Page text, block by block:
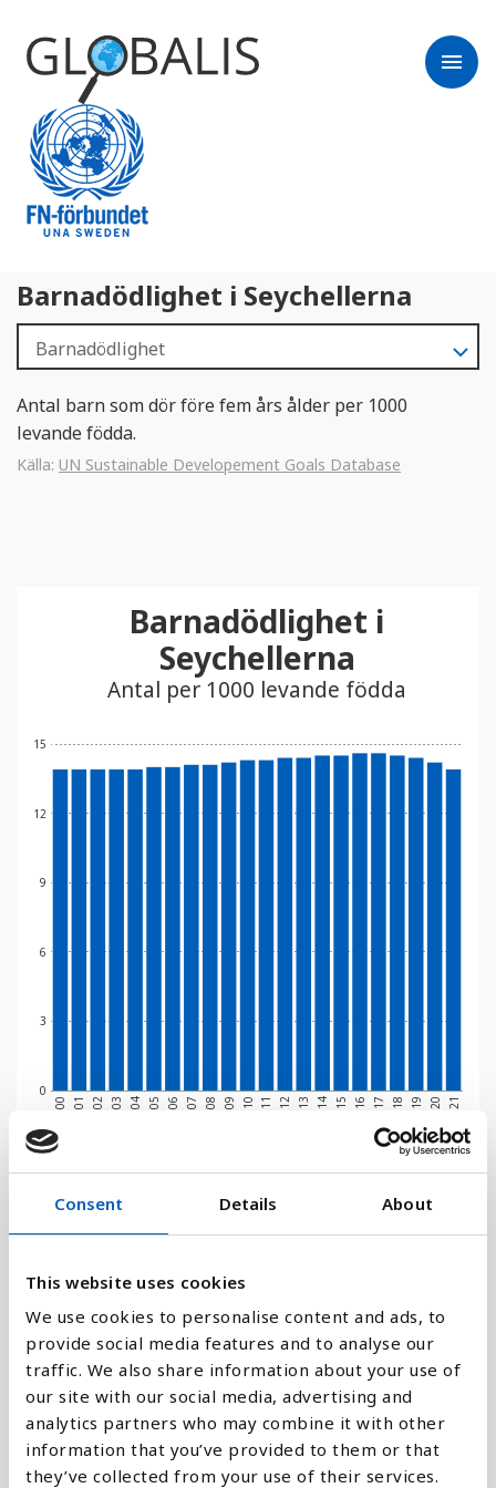
Consent Details About
This website uses cookies
We use cookies to personalise content and ads, to
provide social media features and to analyse our
traffic. We also share information about your use of
our site with our social media, advertising and
analytics partners who may combine it with other
information that you’ve provided to them or that
they’ve collected from your use of their services.
menu
Barnadödlighet i Seychellerna
Antal barn som dör före fem års ålder per 1000
levande födda.
Källa: UN Sustainable Developement Goals Database
0
3
6
9
12
15
2000 2001 2002 2003 2004 2005 2006 2007 2008 2009 2010 2011 2012 2013 2014 2015 2016 2017 2018 2019 2020 2021
Barnadödlighet i
Seychellerna
Antal per 1000 levande födda
Linje
Jämför med: